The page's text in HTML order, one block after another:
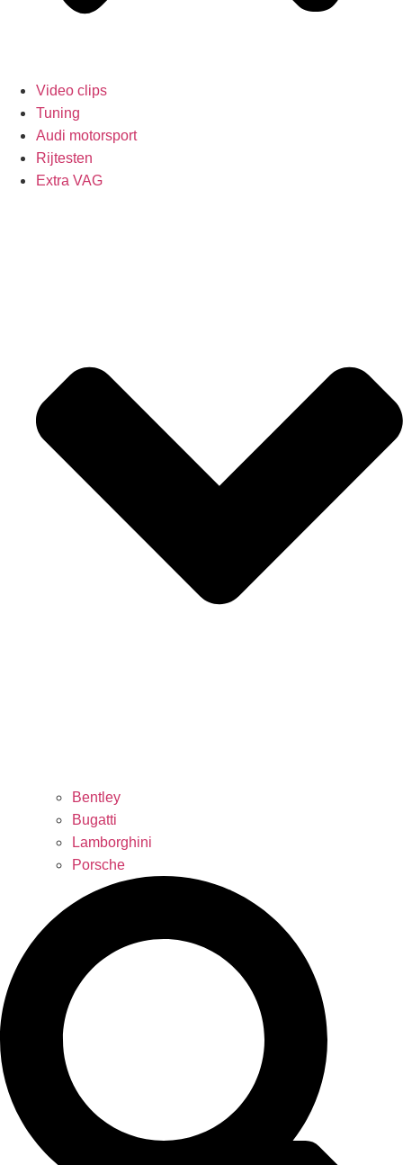
Video clips
Tuning
Audi motorsport
Rijtesten
Extra VAG
Bentley
Bugatti
Lamborghini
Porsche